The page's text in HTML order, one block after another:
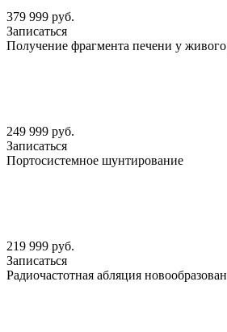
379 999 руб.
Записаться
Получение фрагмента печени у
249 999 руб.
Записаться
Портосистемное шунтирование
219 999 руб.
Записаться
Радиочастотная абляция